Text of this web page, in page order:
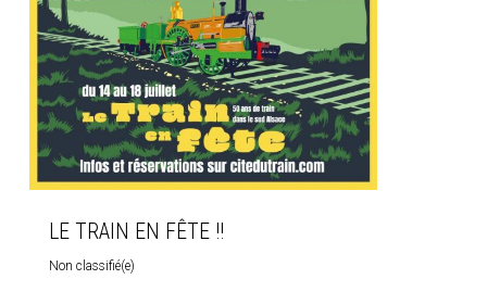
LE TRAIN EN FÊTE !!
Non classifié(e)